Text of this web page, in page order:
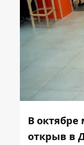
В октябре
открыв в